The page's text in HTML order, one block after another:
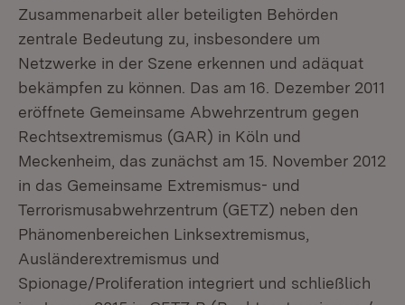
Zusammenarbeit aller beteiligten Behörden
zentrale Bedeutung zu, insbesondere um
Netzwerke in der Szene erkennen und adäquat
bekämpfen zu können. Das am 16. Dezember 2011
eröffnete Gemeinsame Abwehrzentrum gegen
Rechtsextremismus (GAR) in Köln und
Meckenheim, das zunächst am 15. November 2012
in das Gemeinsame Extremismus- und
Terrorismusabwehrzentrum (GETZ) neben den
Phänomenbereichen Linksextremismus,
Ausländerextremismus und
Spionage/Proliferation integriert und schließlich